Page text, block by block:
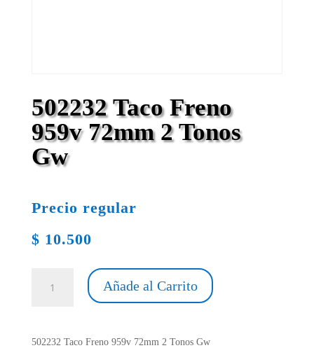
502232 Taco Freno
959v 72mm 2 Tonos
Gw
Precio regular
$ 10.500
72mm
Añade al Carrito
502232 Taco Freno 959v 72mm 2 Tonos Gw